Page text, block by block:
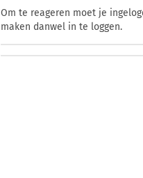
Om te reageren moet je
maken danwel in te loggen.